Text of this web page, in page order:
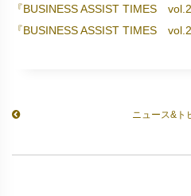
『BUSINESS ASSIST TIMES
『BUSINESS ASSIST TIMES
ニュース&ト